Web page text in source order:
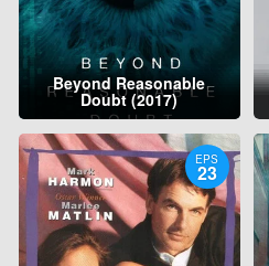
Beyond Reasonable
Doubt (2017)
EPS
23